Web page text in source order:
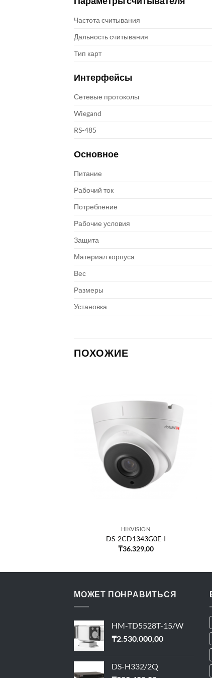
Частота считывания
Дальность считывания
Тип карт
Интерфейсы
Сетевые протоколы
Wiegand
RS-485
Основное
Питание
Рабочий ток
Потребление
Рабочие условия
Защита
Материал корпуса
Вес
Размеры
Установка
ПОХОЖИЕ
HIKVISION
DS-2CD1343G0E-I
₸36.329,00
МОЖЕТ ПОНРАВИТЬСЯ
HM-TD5528T-15/W
₸2.530.000,00
DS-H332/2Q